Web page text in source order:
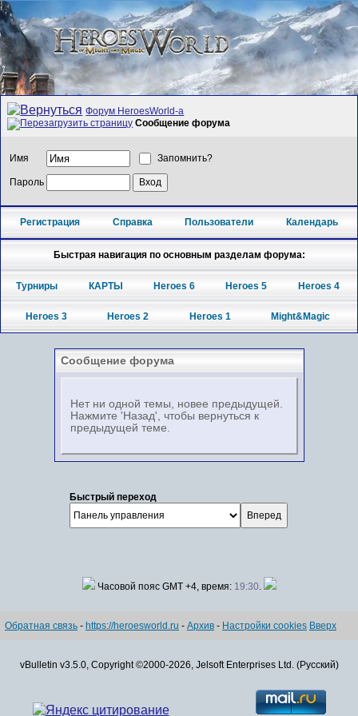
Форум HeroesWorld-а
Сообщение форума
Имя Запомнить?
Пароль
Регистрация Справка Пользователи Календарь
Быстрая навигация по основным разделам форума:
Турниры КАРТЫ Heroes 6 Heroes 5 Heroes 4
Heroes 3 Heroes 2 Heroes 1 Might&Magic
Сообщение форума
Нет ни одной темы, новее предыдущей.
Нажмите 'Назад', чтобы вернуться к
предыдущей теме.
Быстрый переход
Часовой пояс GMT +4, время: 19:30.
Обратная связь - https://heroesworld.ru - Архив - Настройки cookies Вверх
vBulletin v3.5.0, Copyright ©2000-2026, Jelsoft Enterprises Ltd. (Русский)